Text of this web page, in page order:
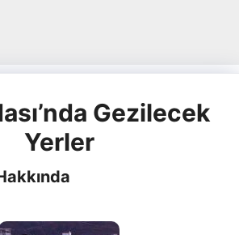
Gezilecek
Yerler